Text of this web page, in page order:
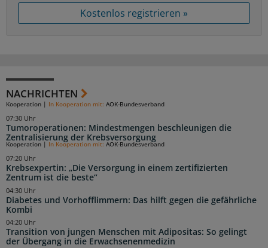
Kostenlos registrieren »
NACHRICHTEN
Tumoroperationen: Mindestmengen beschleunigen die
Zentralisierung der Krebsversorgung
Kooperation In Kooperation mit: AOK-Bundesverband
07:30 Uhr
Krebsexpertin: „Die Versorgung in einem zertifizierten
Zentrum ist die beste“
Kooperation | In Kooperation mit: AOK-Bundesverband
07:20 Uhr
Diabetes und Vorhofflimmern: Das hilft gegen die gefährliche
Kombi
04:30 Uhr
Transition von jungen Menschen mit Adipositas: So gelingt
der Übergang in die Erwachsenenmedizin
04:20 Uhr